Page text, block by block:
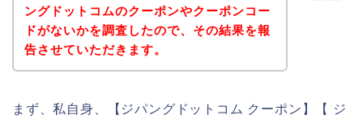
ングドットコムのクーポンやクーポンコー
ドがないかを調査したので、その結果を報
告させていただきます。
まず、私自身、【ジパングドットコム クーポン】【 ジ